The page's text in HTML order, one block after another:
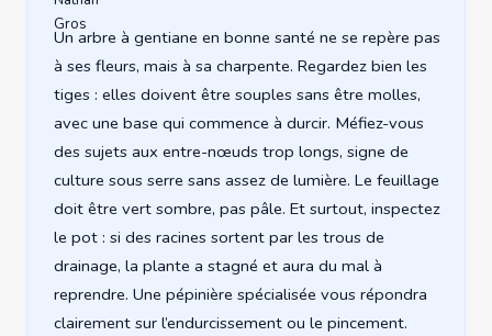
Un arbre à gentiane en bonne santé ne se repère pas
à ses fleurs, mais à sa charpente. Regardez bien les
tiges : elles doivent être souples sans être molles,
avec une base qui commence à durcir. Méfiez-vous
des sujets aux entre-nœuds trop longs, signe de
culture sous serre sans assez de lumière. Le feuillage
doit être vert sombre, pas pâle. Et surtout, inspectez
le pot : si des racines sortent par les trous de
drainage, la plante a stagné et aura du mal à
reprendre. Une pépinière spécialisée vous répondra
clairement sur l’endurcissement ou le pincement.